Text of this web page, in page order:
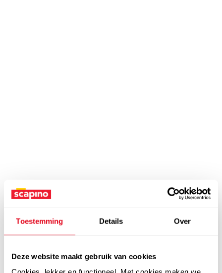
Toestemming Details Over
Deze website maakt gebruik van cookies